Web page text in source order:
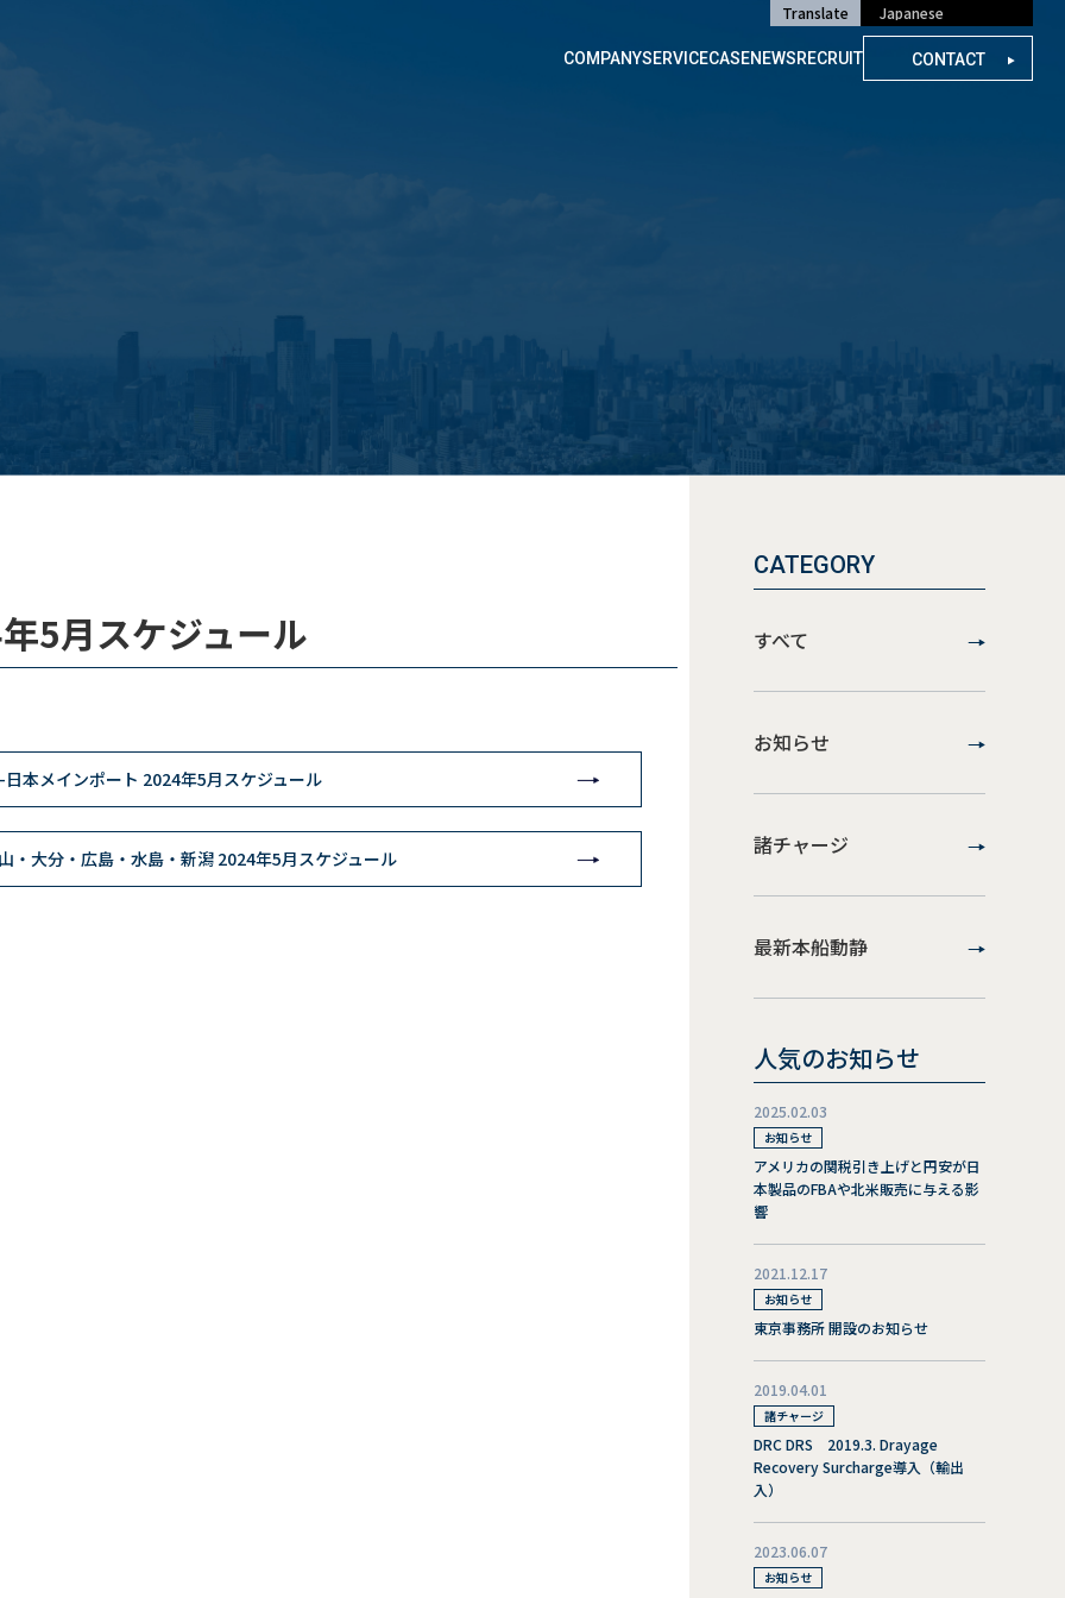
Translate
COMPANYSERVICECASENEWSRECRUIT CONTACT
5月スケジュール
本メインポート 2024年5月スケジュール
・大分・広島・水島・新潟 2024年5月スケジュール
CATEGORY
すべて
お知らせ
諸チャージ
最新本船動静
人気のお知らせ
2025.02.03
お知らせ
アメリカの関税引き上げと円安が日
本製品のFBAや北米販売に与える影
響
2021.12.17
お知らせ
東京事務所 開設のお知らせ
2019.04.01
諸チャージ
DRC DRS 2019.3. Drayage
Recovery Surcharge導入（輸出
入）
2023.06.07
お知らせ